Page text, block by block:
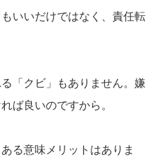
いいだけではなく、責任転
「クビ」もありません。嫌
ば良いのですから。
る意味メリットはありま